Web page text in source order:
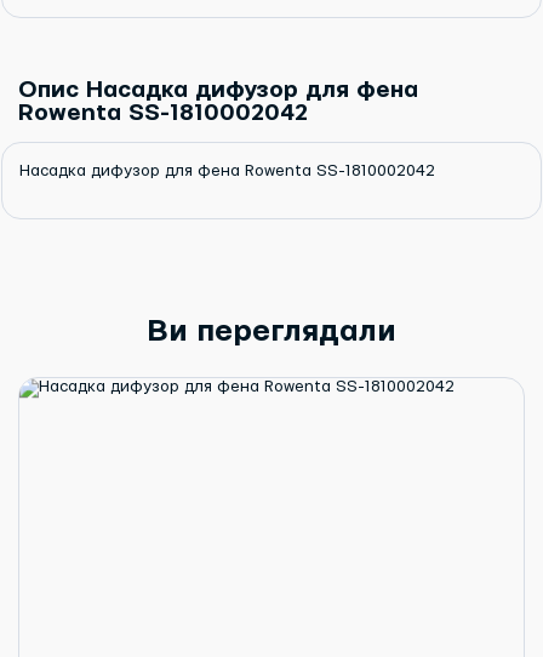
Опис Насадка дифузор для фена
Rowenta SS-1810002042
Насадка дифузор для фена Rowenta SS-1810002042
Ви переглядали